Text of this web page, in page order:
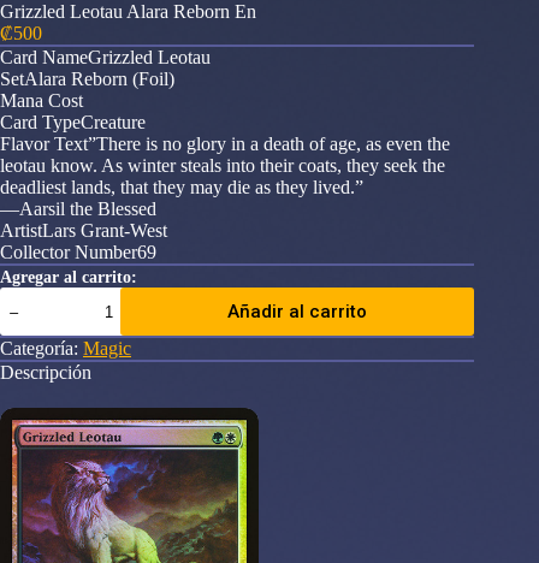
Grizzled Leotau Alara Reborn En
₡500
Card NameGrizzled Leotau
SetAlara Reborn (Foil)
Mana Cost
Card TypeCreature
Flavor Text”There is no glory in a death of age, as even the
leotau know. As winter steals into their coats, they seek the
deadliest lands, that they may die as they lived.”
—Aarsil the Blessed
ArtistLars Grant-West
Collector Number69
Agregar al carrito:
Grizzled
Leotau
Alara
Reborn
En
Añadir al carrito
Categoría: Magic
Descripción